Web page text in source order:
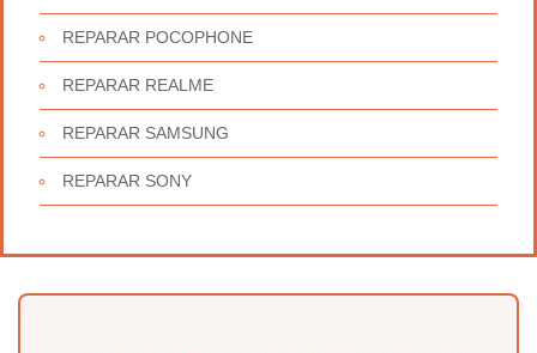
REPARAR POCOPHONE
REPARAR REALME
REPARAR SAMSUNG
REPARAR SONY